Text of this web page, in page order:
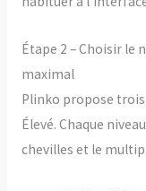
Étape 2 – Choisir le
maximal
Plinko propose trois
Élevé. Chaque
chevilles et le